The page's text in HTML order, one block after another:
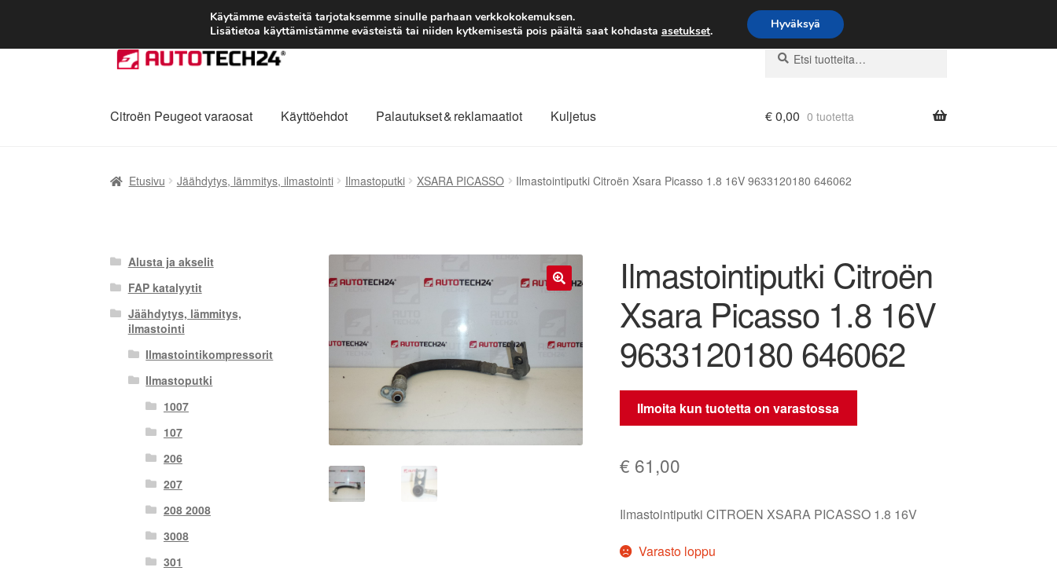
TOIMITUS alkaen 7 EUR
Siirry
navigointiin
Siirry
sisältöön
Etsi:
Haku
Citroën Peugeot varaosat Käyttöehdot Palautukset & reklamaatiot Kuljetus €0,00 0 tuotetta
Etusivu Jäähdytys, lämmitys, ilmastointi Ilmastoputki XSARA PICASSO Ilmastointiputki Citroën Xsara Picasso 1.8 16V 9633120180 646062
Ilmastointiputki Citroën
Xsara Picasso 1.8 16V
9633120180 646062
Ilmoita kun tuotetta on varastossa
€ 61,00
Ilmastointiputki CITROEN XSARA PICASSO 1.8 16V
Varasto loppu
Alusta ja akselit
FAP katalyytit
Jäähdytys, lämmitys,
ilmastointi
Ilmastointikompressorit
Ilmastoputki
1007
107
206
207
208 2008
3008
301
Käytämme evästeitä tarjotaksemme sinulle parhaan verkkokokemuksen.
Lisätietoa käyttämistämme evästeistä tai niiden kytkemisestä pois päältä saat kohdasta asetukset. Hyväksyä